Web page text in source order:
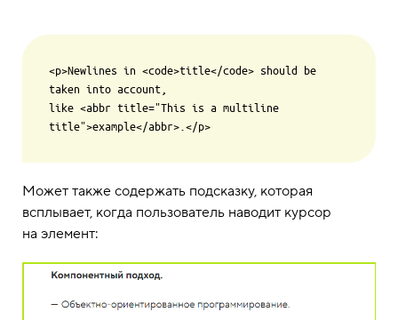
<p>Newlines in <code>title</code> should be
taken into account,
like <abbr title="This is a multiline
Может также содержать подсказку, которая
всплывает, когда пользователь наводит курсор
на элемент: